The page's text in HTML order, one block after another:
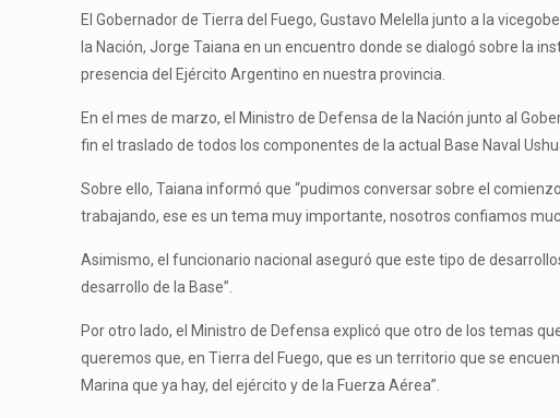
El Gobernador de Tierra del Fuego, Gustavo Melella junto a la
la Nación, Jorge Taiana en un encuentro donde se dialogó sobre la
presencia del Ejército Argentino en nuestra provincia.
En el mes de marzo, el Ministro de Defensa de la Nación junto al
fin el traslado de todos los componentes de la actual Base Naval
Sobre ello, Taiana informó que “pudimos conversar sobre el
trabajando, ese es un tema muy importante, nosotros confiamos
Asimismo, el funcionario nacional aseguró que este tipo de
desarrollo de la Base”.
Por otro lado, el Ministro de Defensa explicó que otro de los temas
queremos que, en Tierra del Fuego, que es un territorio que se
Marina que ya hay, del ejército y de la Fuerza Aérea”.